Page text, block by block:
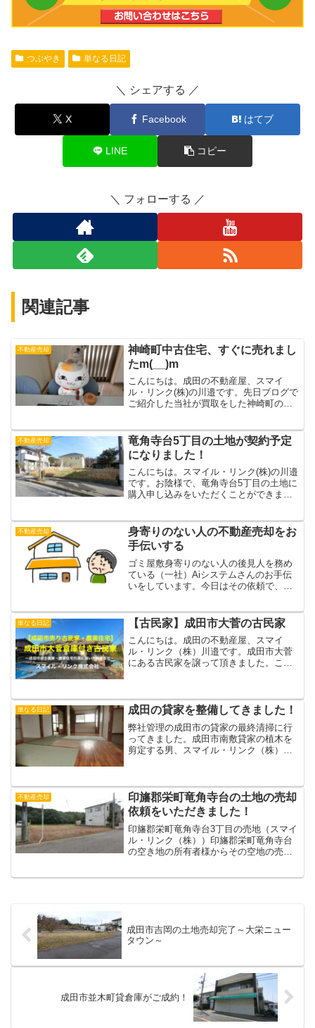
つぶやき 単なる日記
シェアする
X Facebook はてブ
LINE コピー
フォローする
関連記事
不動産売却
神崎町中古住宅、すぐに売れまし
たm(__)m
こんにちは。成田の不動産屋、スマイ
ル・リンク(株)の川邉です。先日ブログで
ご紹介した当社が買取をした神崎町の中
m(__)m今回の物件は神崎町郡の住宅地か
ら少し外れた場所に...
不動産売却
竜角寺台5丁目の土地が契約予定
になりました！
こんにちは。スマイル・リンク(株)の川邉
です。お陰様で、竜角寺台5丁目の土地に
購入申し込みをいただくことができまし
が、今回の土地を含めて全5区画をこの数
年の間に仲介さ...
不動産売却
身寄りのない人の不動産売却をお
手伝いする
ゴミ屋敷身寄りのない人の後見人を務め
ている（一社）Aiシステムさんのお手伝
いをしています。今日はその依頼で、健
きましたが、驚きのゴミ屋敷でした。。
こんにちは。成田の不動...
単なる日記 【古民家】成田市大菅の古民家
こんにちは。成田の不動産屋、スマイ
ル・リンク（株）川邉です。成田市大菅
にある古民家を譲って頂きました。これ
の職人さんとで現地にて打ち合わせ。キ
ッチンをどこに設置するの...
単なる日記 成田の貸家を整備してきました！
弊社管理の成田市の貸家の最終清掃に行
ってきました。成田市南敷貸家の植木を
剪定する男、スマイル・リンク（株）阿
ング後に畳の搬入が入って...
不動産売却
印旛郡栄町竜角寺台の土地の売却
依頼をいただきました！
印旛郡栄町竜角寺台3丁目の売地（スマイ
ル・リンク（株））印旛郡栄町竜角寺台
の空き地の所有者様からその空地の売却
成田市吉岡の土地売却完了～大栄ニュー
タウン～
成田市並木町貸倉庫がご成約！